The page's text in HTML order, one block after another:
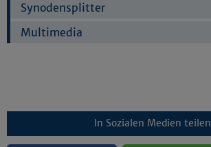
Synodensplitter
Multimedia
In Sozialen Medien